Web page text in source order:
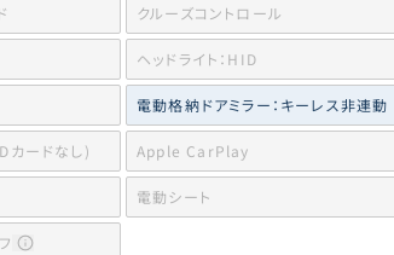
クルーズコントロール
ヘッドライト：HID
電動格納ドアミラー：キーレス非連動
カードなし) Apple CarPlay
電動シート